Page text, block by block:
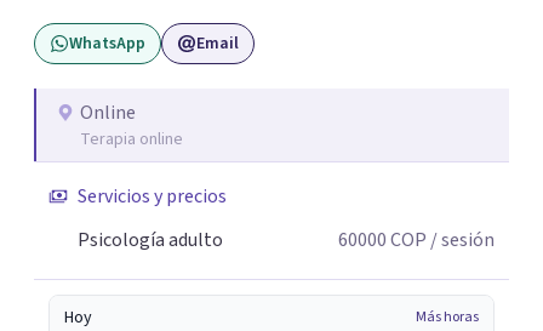
de un espacio terapéutico seguro, empático y libre de
juicios. Trabajo desde un enfoque basado en la Psicología
malestar, sino también a potenciar tus recursos
personales, desarrollar resiliencia y generar cambios
WhatsApp Email
Online
Terapia online
Servicios y precios
Psicología adulto
60000COP / sesión
Hoy Más horas